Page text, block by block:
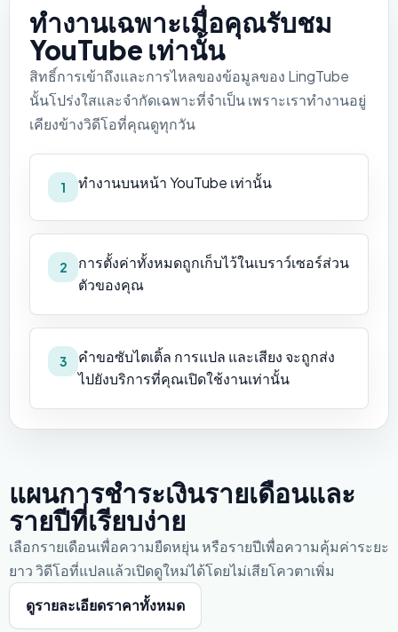
ทำงานเฉพาะเมื่อคุณรับชม
YouTube เท่านั้น
สิทธิ์การเข้าถึงและการไหลของข้อมูลของ LingTube
นั้นโปร่งใสและจำกัดเฉพาะที่จำเป็น เพราะเราทำงานอยู่
เคียงข้างวิดีโอที่คุณดูทุกวัน
1 ทำงานบนหน้า YouTube เท่านั้น
2
การตั้งค่าทั้งหมดถูกเก็บไว้ในเบราว์เซอร์ส่วน
ตัวของคุณ
3
คำขอซับไตเติ้ล การแปล และเสียง จะถูกส่ง
ไปยังบริการที่คุณเปิดใช้งานเท่านั้น
แผนการชำระเงินรายเดือนและ
รายปีที่เรียบง่าย
เลือกรายเดือนเพื่อความยืดหยุ่น หรือรายปีเพื่อความคุ้มค่าระยะ
ยาว วิดีโอที่แปลแล้วเปิดดูใหม่ได้โดยไม่เสียโควตาเพิ่ม
ดูรายละเอียดราคาทั้งหมด